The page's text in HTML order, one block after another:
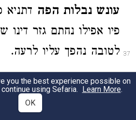
37
38
עונש נבלות הפה
פיו אפילו נחתם גזר דינו
לטובה נהפך עליו לרעה.
פרק תשעה עשר בענין
גדול כסוי הסוד שכל
you the best experience possible on
using Sefaria. Learn More.
OK